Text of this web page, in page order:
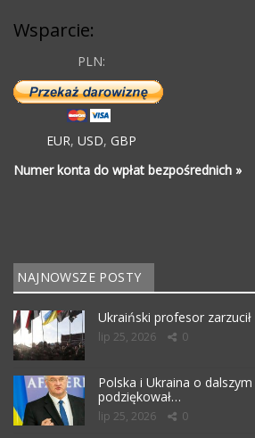
Wsparcie:
PLN:
EUR, USD, GBP
Numer konta do wpłat bezpośrednich »
NAJNOWSZE POSTY
Ukraiński profesor
lip 25, 2026 0
Polska i Ukraina o
podziękował…
lip 25, 2026 0